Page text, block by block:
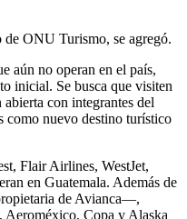
de ONU Turismo, se agregó.
aún no operan en el país,
inicial. Se busca que visiten
con integrantes del
como nuevo destino turístico
Flair Airlines, WestJet,
en Guatemala. Además de
de Avianca—,
Copa y Alaska